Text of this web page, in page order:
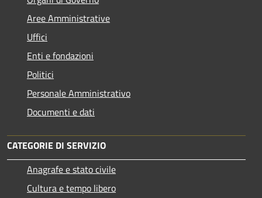
Aree Amministrative
Uffici
Enti e fondazioni
Politici
Personale Amministrativo
Documenti e dati
CATEGORIE DI SERVIZIO
Anagrafe e stato civile
Cultura e tempo libero